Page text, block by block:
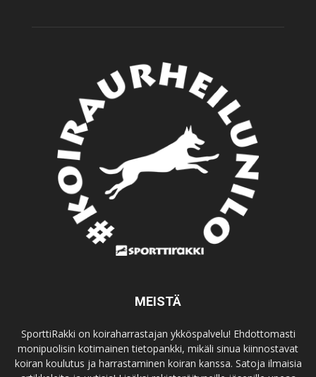
MEISTÄ
SporttiRakki on koiraharrastajan ykköspalvelu! Ehdottomasti
monipuolisin kotimainen tietopankki, mikäli sinua kiinnostavat
koiran koulutus ja harrastaminen koiran kanssa. Satoja ilmaisia